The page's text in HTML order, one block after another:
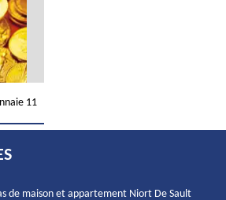
11
de maison et appartement Niort De Sault